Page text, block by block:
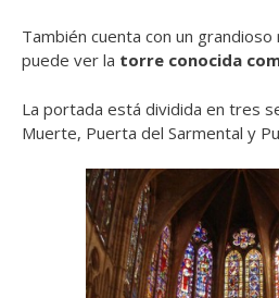
También cuenta con un
puede ver la torre conocida
La portada está dividida en tres
Muerte, Puerta del Sarmental y